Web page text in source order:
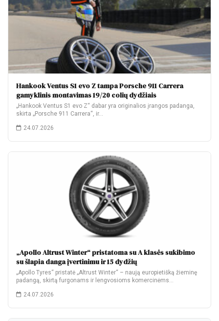
Hankook Ventus S1 evo Z tampa Porsche 911 Carrera
gamyklinis montavimas 19/20 colių dydžiais
„Hankook Ventus S1 evo Z“ dabar yra originalios įrangos padanga,
skirta „Porsche 911 Carrera“, ir…
24.07.2026
„Apollo Altrust Winter“ pristatoma su A klasės sukibimo
su šlapia danga įvertinimu ir 15 dydžių
„Apollo Tyres“ pristatė „Altrust Winter“ – naują europietišką žieminę
padangą, skirtą furgonams ir lengvosioms komercinėms…
24.07.2026